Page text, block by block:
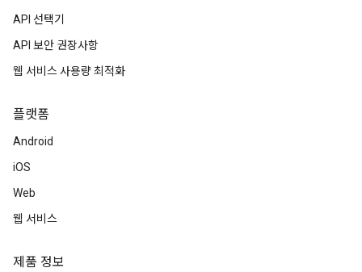
API 선택기
API 보안 권장사항
웹 서비스 사용량 최적화
플랫폼
Android
iOS
Web
웹 서비스
제품 정보